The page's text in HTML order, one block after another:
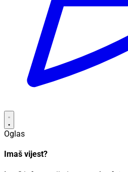
Oglas
Imaš vijest?